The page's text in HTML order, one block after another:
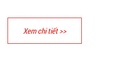
Xem chi tiết >>